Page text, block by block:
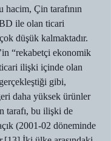
hacim, Çin tarafının
ile olan ticari
düşük kalmaktadır.
“rekabetçi ekonomik
ilişki içinde olan
gibi,
daha yüksek ürünler
tarafı, bu ilişki de
(2001-02 döneminde